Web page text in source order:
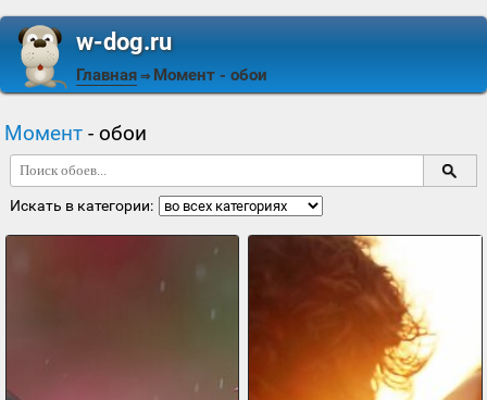
w-dog.ru
Главная ⇒ Момент - обои
Момент - обои
Искать в категории: